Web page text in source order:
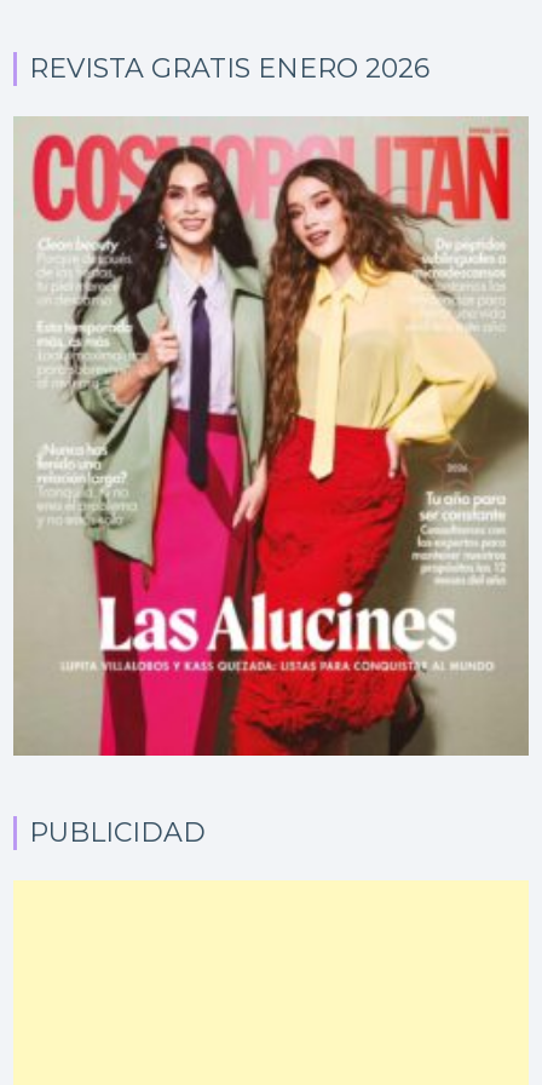
REVISTA GRATIS ENERO 2026
PUBLICIDAD